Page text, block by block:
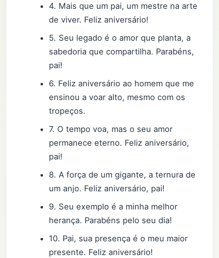
4. Mais que um pai, um mestre na arte
de viver. Feliz aniversário!
5. Seu legado é o amor que planta, a
sabedoria que compartilha. Parabéns,
pai!
6. Feliz aniversário ao homem que me
ensinou a voar alto, mesmo com os
tropeços.
7. O tempo voa, mas o seu amor
permanece eterno. Feliz aniversário,
pai!
8. A força de um gigante, a ternura de
um anjo. Feliz aniversário, pai!
9. Seu exemplo é a minha melhor
herança. Parabéns pelo seu dia!
10. Pai, sua presença é o meu maior
presente. Feliz aniversário!